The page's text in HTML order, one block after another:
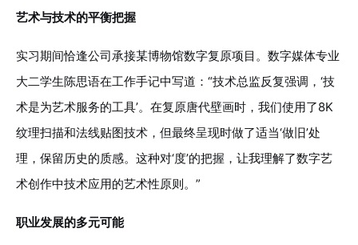
艺术与技术的平衡把握
实习期间恰逢公司承接某博物馆数字复原项目。数字媒体专业
大二学生陈思语在工作手记中写道：“技术总监反复强调，‘技
术是为艺术服务的工具’。在复原唐代壁画时，我们使用了8K
纹理扫描和法线贴图技术，但最终呈现时做了适当‘做旧’处
理，保留历史的质感。这种对‘度’的把握，让我理解了数字艺
术创作中技术应用的艺术性原则。”
职业发展的多元可能